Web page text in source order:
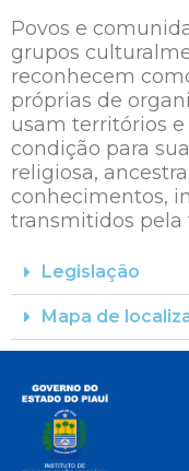
Povos e
grupos
reconhecem
próprias de
usam territórios
condição para
religiosa,
conhecimentos,
transmitidos pela
Legislação
Mapa de